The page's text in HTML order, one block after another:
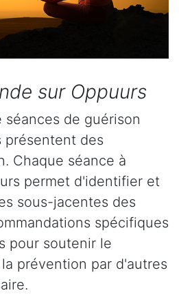
sur Oppuurs
de guérison
présentent des
Chaque séance à
permet d'identifier et
sous-jacentes des
spécifiques
pour soutenir le
prévention par d'autres